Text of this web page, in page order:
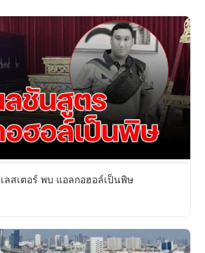
ลสเตอร์ พบ แอลกอฮอล์เป็นพิษ